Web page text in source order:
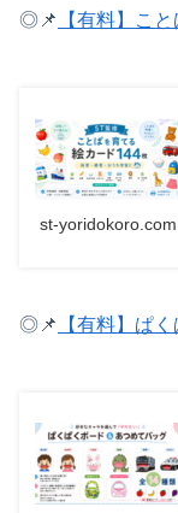
◎📌 【有料】こ
st-yoridokoro.com
◎📌 【有料】ぱ